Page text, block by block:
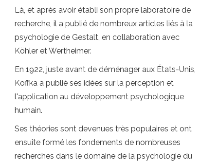
Là, et après avoir établi son propre laboratoire de
recherche, il a publié de nombreux articles liés à la
psychologie de Gestalt, en collaboration avec
Köhler et Wertheimer.
En 1922, juste avant de déménager aux États-Unis,
Koffka a publié ses idées sur la perception et
l'application au développement psychologique
humain.
Ses théories sont devenues très populaires et ont
ensuite formé les fondements de nombreuses
recherches dans le domaine de la psychologie du